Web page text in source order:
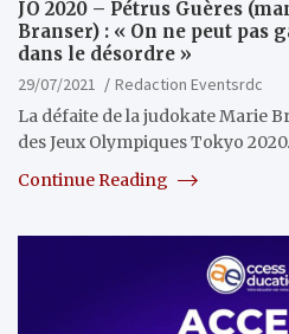
JO 2020 – Pétrus Guères
Branser) : « On ne peut pas
dans le désordre »
29/07/2021
Redaction Eventsrdc
La défaite de la judokate Marie
des Jeux Olympiques Tokyo
Continue Reading